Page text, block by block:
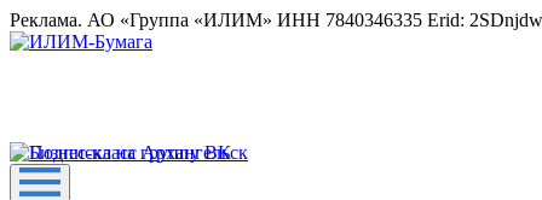
Реклама. АО «Группа «ИЛИМ» ИНН 7840346335 Erid: